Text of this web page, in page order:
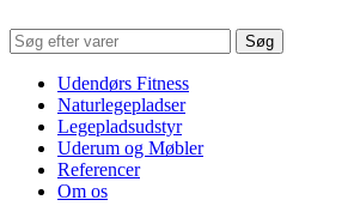
Søg
Udendørs Fitness
Naturlegepladser
Legepladsudstyr
Uderum og Møbler
Referencer
Om os